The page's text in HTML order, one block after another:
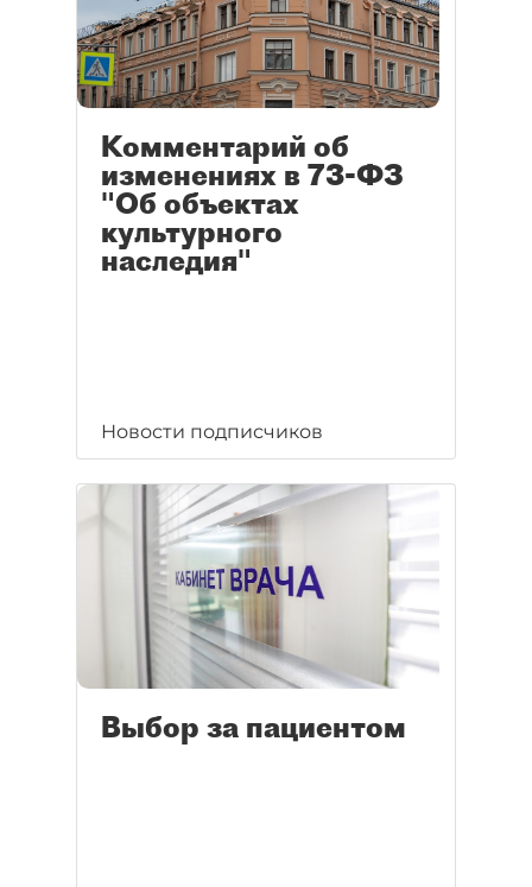
Комментарий об
изменениях в 73-ФЗ
"Об объектах
культурного
наследия"
Новости подписчиков
Выбор за пациентом